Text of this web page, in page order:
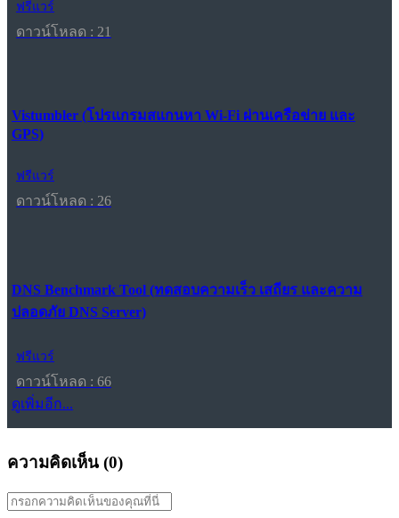
ฟรีแวร์
ดาวน์โหลด : 21
Vistumbler (โปรแกรมสแกนหา Wi-Fi ผ่านเครือข่าย และ
GPS)
ฟรีแวร์
ดาวน์โหลด : 26
DNS Benchmark Tool (ทดสอบความเร็ว เสถียร และความ
ปลอดภัย DNS Server)
ฟรีแวร์
ดาวน์โหลด : 66
ดูเพิ่มอีก...
ความคิดเห็น (0)